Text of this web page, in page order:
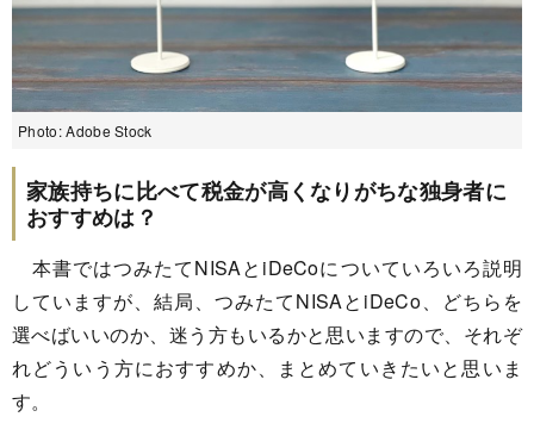
Photo: Adobe Stock
家族持ちに比べて税金が高くなりがちな独身者に
おすすめは？
本書ではつみたてNISAとiDeCoについていろいろ説明
していますが、結局、つみたてNISAとiDeCo、どちらを
選べばいいのか、迷う方もいるかと思いますので、それぞ
れどういう方におすすめか、まとめていきたいと思いま
す。